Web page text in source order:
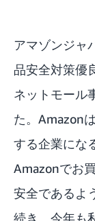
アマゾンジャ
品安全対策優
ネットモール
た。Amazon
する企業にな
Amazonでお
安全であるよ
続き、今年も